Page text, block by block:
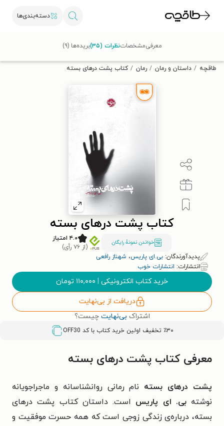
دسته‌بندی‌ها
تخفیف از طاقچه دریافت کن.
طاقچه داستان و رمان رمان کتاب پشت درهای بسته
کتاب پشت درهای بسته
خواندن نمونۀ رایگان
۴.۰ امتیاز
(از ۷۶ رأی)
پدیدآورندگان: بی.ای پاریس، شهناز رافعی
انتشارات: انتشارات خوب
خرید کتاب الکترونیکی | ۱۱۰,۰۰۰ تومان
دریافت از بی‌نهایت
اشتراک بی‌نهایت چیست؟
٪۳۰ تخفیف اولین خرید کتاب با کد OFF30
معرفیمشخصاتنظرات (۳۵) بریده‌ها (۹)
معرفی کتاب پشت درهای بسته
پشت درهای بسته نام رمانی روانشناسانه و ماجراجویانه
نوشتهبی. ای پاریس است. داستان کتاب پشت درهای
بسته، درباره‌ی زندگی زوجی است که همه حسرت موفقیت و